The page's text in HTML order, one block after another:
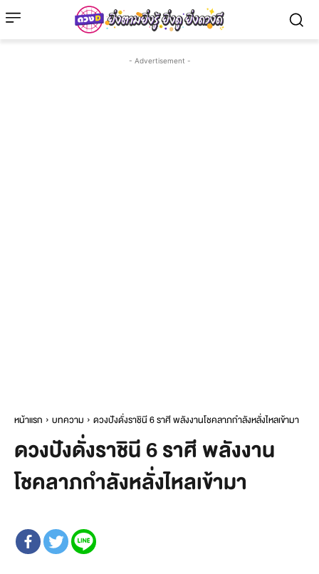
- Advertisement -
หน้าแรก บทความ ดวงปังดั่งราชินี 6 ราศี พลังงานโชคลาภกำลังหลั่งไหลเข้ามา
ดวงปังดั่งราชินี 6 ราศี พลังงาน
โชคลาภกำลังหลั่งไหลเข้ามา